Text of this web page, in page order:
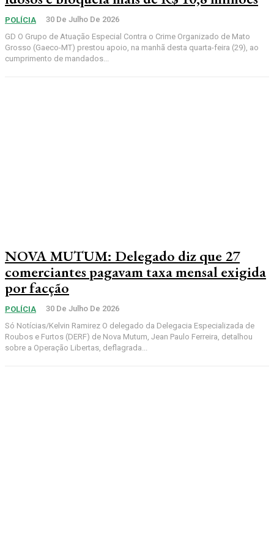
POLÍCIA
30 De Julho De 2026
GD O Grupo de Atuação Especial Contra o Crime Organizado de Mato
Grosso (Gaeco-MT) prestou apoio, na manhã desta quarta-feira (29), ao
cumprimento de mandados...
NOVA MUTUM: Delegado diz que 27
comerciantes pagavam taxa mensal exigida
por facção
POLÍCIA
30 De Julho De 2026
Só Notícias/Kelvin Ramirez O delegado da Delegacia Especializada de
Roubos e Furtos (DERF) de Nova Mutum, Jean Paulo Ferreira, detalhou
sobre a Operação Libertas, deflagrada...